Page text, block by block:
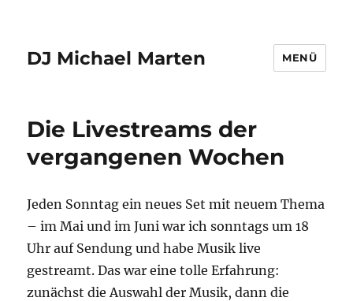
DJ Michael Marten MENÜ
Die Livestreams der
vergangenen Wochen
Jeden Sonntag ein neues Set mit neuem Thema
– im Mai und im Juni war ich sonntags um 18
Uhr auf Sendung und habe Musik live
gestreamt. Das war eine tolle Erfahrung:
zunächst die Auswahl der Musik, dann die